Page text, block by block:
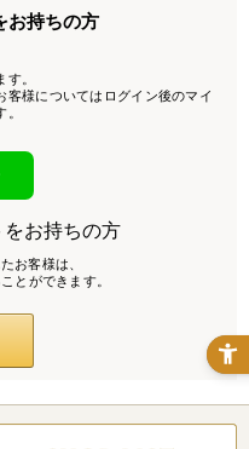
お持ちの方
。
客様についてはログイン後のマイ
お持ちの方
お客様は、
とができます。